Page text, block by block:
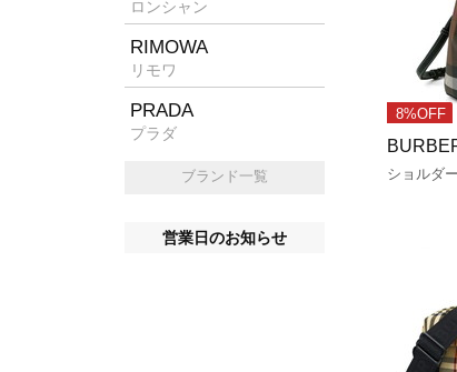
8%OFF
ショルダ
ロンシャン
RIMOWA
リモワ
PRADA
プラダ
ブランド一覧
営業日のお知らせ